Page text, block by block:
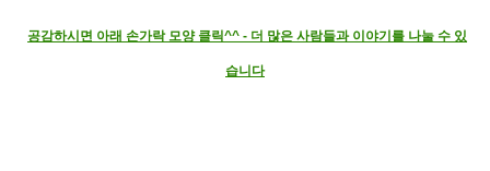
공감하시면 아래 손가락 모양 클릭^^ - 더 많은 사람들과 이야기를 나눌 수 있
습니다